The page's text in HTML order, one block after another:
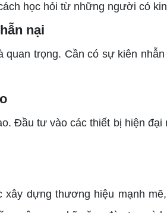
học hỏi từ những người có
nại
trọng. Cần có sự kiên
tư vào các thiết bị hiện đại
dựng thương hiệu mạnh